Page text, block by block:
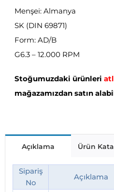
Menşei: Almanya
SK (DIN 69871)
Form: AD/B
G6.3 – 12.000 RPM
Stoğumuzdaki ürünleri
mağazamızdan satın
Açıklama Ürün
Sipariş
No
Açıklama